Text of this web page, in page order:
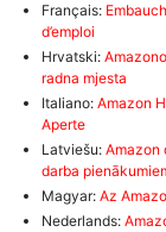
Français:
d’emploi
Hrvatski:
radna mjesta
Italiano: Amazon
Aperte
Latviešu: Amazon
darba
Magyar: Az
Nederlands: